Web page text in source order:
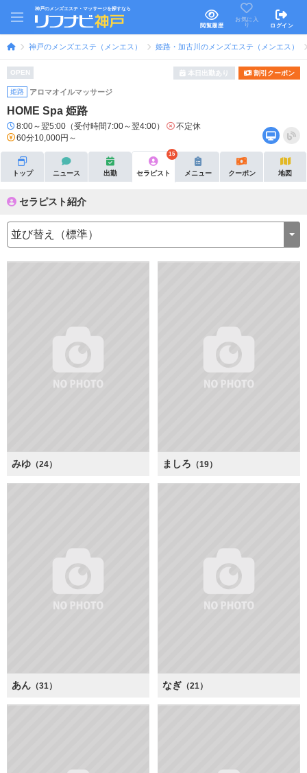
神戸のメンズエステ・マッサージを探すなら
閲覧履歴
お気に入
り
ログイン
神戸のメンズエステ（メンエス） 姫路・加古川のメンズエステ（メンエス）
OPEN 本日出勤あり 割引クーポン
姫路 アロマオイルマッサージ
HOME Spa 姫路
8:00～翌5:00（受付時間7:00～翌4:00）
不定休
60分10,000円～
トップ ニュース 出勤 セラピスト
15
メニュー クーポン 地図
セラピスト紹介
みゆ （24） ましろ （19）
あん （31） なぎ （21）